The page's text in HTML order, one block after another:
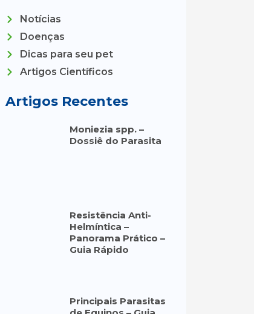
Notícias
Doenças
Dicas para seu pet
Artigos Científicos
Artigos Recentes
Moniezia spp. –
Dossiê do Parasita
Resistência Anti-
Helmíntica –
Panorama Prático –
Guia Rápido
Principais Parasitas